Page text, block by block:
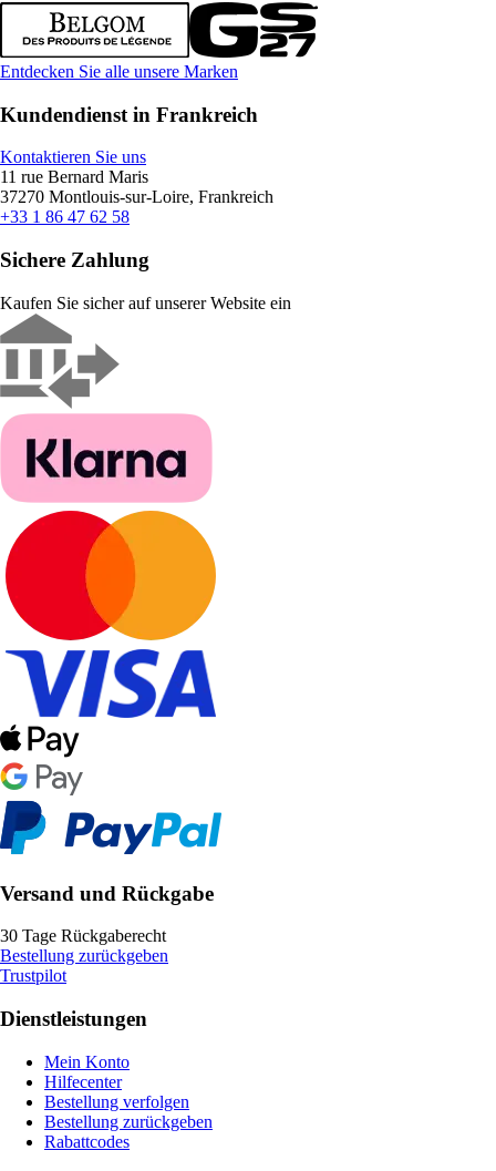
Entdecken Sie alle unsere Marken
Kundendienst in Frankreich
Kontaktieren Sie uns
11 rue Bernard Maris
37270 Montlouis-sur-Loire, Frankreich
+33 1 86 47 62 58
Sichere Zahlung
Kaufen Sie sicher auf unserer Website ein
Versand und Rückgabe
30 Tage Rückgaberecht
Bestellung zurückgeben
Trustpilot
Dienstleistungen
Mein Konto
Hilfecenter
Bestellung verfolgen
Bestellung zurückgeben
Rabattcodes